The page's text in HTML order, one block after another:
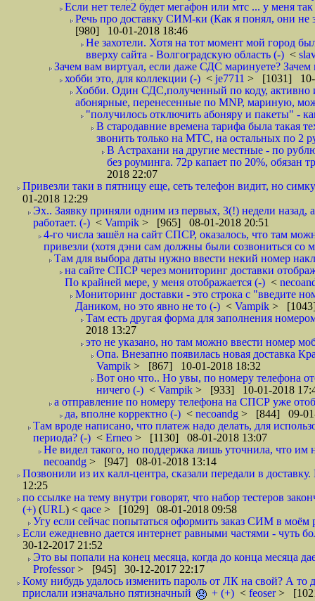
Если нет теле2 будет мегафон или мтс ... у меня
Речь про доставку СИМ-ки (Как я понял, они не
[980] 10-01-2018 18:46
Не захотели. Хотя на тот момент мой город
вверху сайта - Волгоградскую область (-) <
Зачем вам виртуал, если даже СДС маринуете?
хобби это, для коллекции (-) < je7711 > [1031] 10-
Хобби. Один СДС,полученный по коду, активно
абонярные, перенесенные по MNP, мариную,
"получилось отключить абоняру и пакеты" -
В стародавние времена тарифа была такая
звонить только на МТС, на остальных по 2
В Астрахани на другие местные - по
без роуминга. 72р капает по 20%, обязан
2018 22:07
Привезли таки в пятницу еще, сеть телефон видит, но
01-2018 12:29
Эх.. Заявку приняли одним из первых, 3(!) недели назад,
работает. (-) < Vampik > [965] 08-01-2018 20:51
4-го числа зашёл на сайт СПСР, оказалось, что там
привезли (хотя дэни сам должны были созвониться со
Там для выбора даты нужно ввести некий номер
на сайте СПСР через мониторинг доставки
По крайней мере, у меня отображается (-) <
Мониторинг доставки - это строка с "введите
Даником, но это явно не то (-) < Vampik >
Там есть другая форма для заполнения
2018 13:27
это не указано, но там можно ввести номер
Опа. Внезапно появилась новая доставка
Vampik > [867] 10-01-2018 18:32
Вот оно что.. Но увы, по номеру телефона
ничего (-) < Vampik > [933] 10-01-2018
а отправление по номеру телефона на СПСР уже
да, вполне корректно (-) < necoandg > [844] 09-01-
Там вроде написано, что платеж надо делать, для
периода? (-) < Erneo > [1130] 08-01-2018 13:07
Не видел такого, но поддержка лишь уточнила, что
necoandg > [947] 08-01-2018 13:14
Позвонили из их калл-центра, сказали передали в
12:25
по ссылке на тему внутри говорят, что набор тестеров
(+) (URL) < qace > [1029] 08-01-2018 09:58
Угу если сейчас попытаться оформить заказ СИМ в моём
Если ежедневно дается интернет равными частями - чуть
30-12-2017 21:52
Это вы попали на конец месяца, когда до конца месяца
Professor> [945] 30-12-2017 22:17
Кому нибудь удалось изменить пароль от ЛК на свой? А то
прислали изначально пятизначный
+ (+) < feoser>